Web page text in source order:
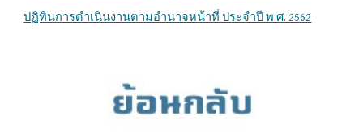
ปฏิทินการดำเนินงานตามอำนาจหน้าที่ ประจำปี พ.ศ. 2562